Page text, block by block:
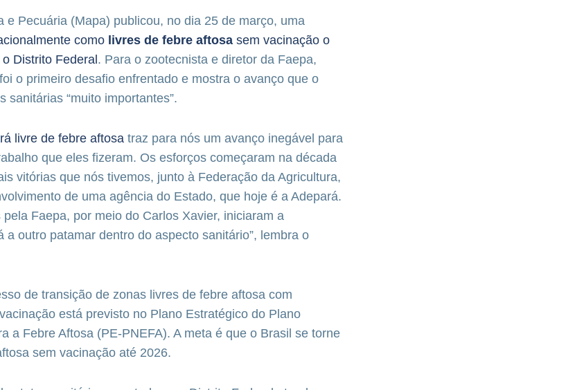
e Pecuária (Mapa) publicou, no dia 25 de março, uma
como livres de febre aftosa sem vacinação o
Distrito Federal. Para o zootecnista e diretor da Faepa,
o primeiro desafio enfrentado e mostra o avanço que o
sanitárias “muito importantes”.
livre de febre aftosa traz para nós um avanço inegável para
que eles fizeram. Os esforços começaram na década
vitórias que nós tivemos, junto à Federação da Agricultura,
de uma agência do Estado, que hoje é a Adepará.
Faepa, por meio do Carlos Xavier, iniciaram a
a outro patamar dentro do aspecto sanitário”, lembra o
de transição de zonas livres de febre aftosa com
está previsto no Plano Estratégico do Plano
a Febre Aftosa (PE-PNEFA). A meta é que o Brasil se torne
sem vacinação até 2026.